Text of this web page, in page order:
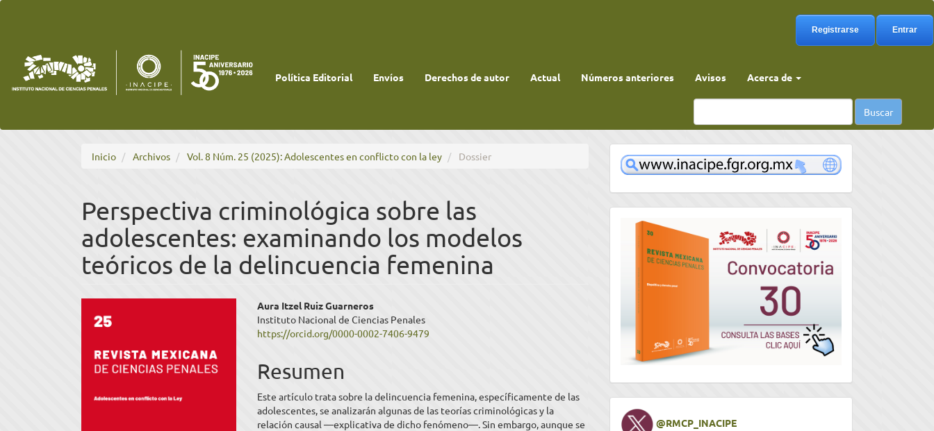
Barra
lateral
Registrarse Entrar
Política Editorial Envíos Derechos de autor Actual Números anteriores Avisos Acerca de
Buscar
Inicio Archivos Vol. 8 Núm. 25 (2025): Adolescentes en conflicto con la ley Dossier
Perspectiva criminológica sobre las
adolescentes: examinando los modelos
teóricos de la delincuencia femenina
Barra
lateral
del
artículo
Contenido
principal
artículo
Aura Itzel Ruiz Guarneros
Instituto Nacional de Ciencias Penales
https://orcid.org/0000-0002-7406-9479
Resumen
Este artículo trata sobre la delincuencia femenina, específicamente de las
adolescentes, se analizarán algunas de las teorías criminológicas y la
relación causal —explicativa de dicho fenómeno—. Sin embargo, aunque se
www
convocatoria
Twitter@RMCP_INACIPE